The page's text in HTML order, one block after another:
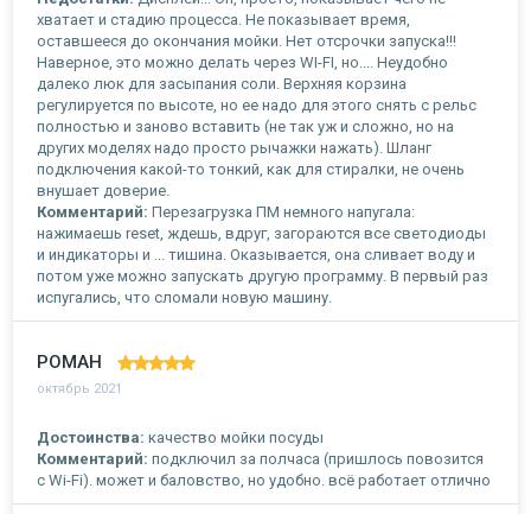
хватает и стадию процесса. Не показывает время,
оставшееся до окончания мойки. Нет отсрочки запуска!!!
Наверное, это можно делать через WI-FI, но.... Неудобно
далеко люк для засыпания соли. Верхняя корзина
регулируется по высоте, но ее надо для этого снять с рельс
полностью и заново вставить (не так уж и сложно, но на
других моделях надо просто рычажки нажать). Шланг
подключения какой-то тонкий, как для стиралки, не очень
внушает доверие.
Комментарий: Перезагрузка ПМ немного напугала:
нажимаешь reset, ждешь, вдруг, загораются все светодиоды
и индикаторы и ... тишина. Оказывается, она сливает воду и
потом уже можно запускать другую программу. В первый раз
испугались, что сломали новую машину.
РОМАН
октябрь 2021
Достоинства: качество мойки посуды
Комментарий: подключил за полчаса (пришлось повозится
с Wi-Fi). может и баловство, но удобно. всё работает отлично